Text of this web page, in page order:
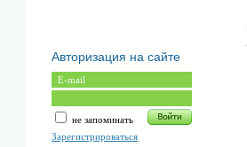
Авторизация на сайте
не запоминать
Зарегистрироваться